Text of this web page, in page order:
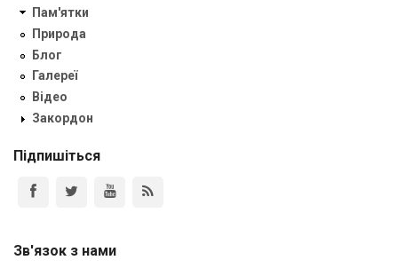
Пам'ятки
Природа
Блог
Галереї
Відео
Закордон
Підпишіться
Зв'язок з нами